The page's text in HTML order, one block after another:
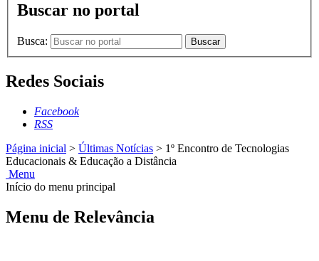
Buscar no portal
Busca: Buscar
Redes Sociais
Facebook
RSS
Página inicial > Últimas Notícias > 1º Encontro de Tecnologias
Educacionais & Educação a Distância
Menu
Início do menu principal
Menu de Relevância